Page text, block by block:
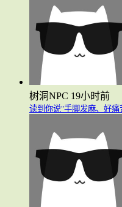
树洞NPC 19小时前
读到你说"手脚发麻、好痛